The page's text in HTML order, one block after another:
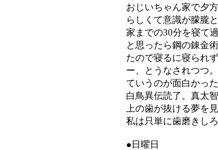
おじいちゃん家で夕
らしくて意識が朦朧
家までの30分を寝て
と思ったら鋼の錬金
たので寝るに寝られ
ー、とうなされつつ
ていうのが面白かっ
白鳥異伝読了。真太
上の歯が抜ける夢を
私は只単に歯磨きし
●日曜日